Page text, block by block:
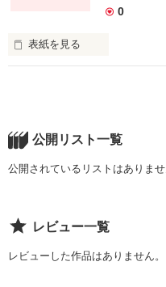
0
表紙を見る
公開リスト一覧
公開されているリストはありませ
レビュー一覧
レビューした作品はありません。